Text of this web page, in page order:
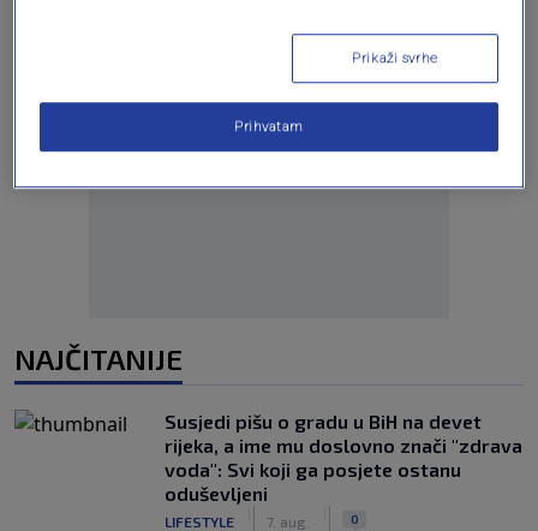
NAJČITANIJE
Susjedi pišu o gradu u BiH na devet
rijeka, a ime mu doslovno znači "zdrava
voda": Svi koji ga posjete ostanu
oduševljeni
LIFESTYLE 7. aug. 0
Prikaži svrhe
Prihvatam